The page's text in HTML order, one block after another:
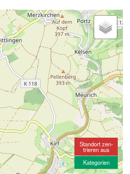
Standort zen-
trieren aus
Kategorien